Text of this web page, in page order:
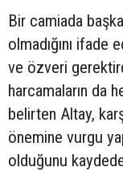
Bir camiada
olmadığını
ve özveri
harcamaların da
belirten Altay,
önemine vurgu
olduğunu